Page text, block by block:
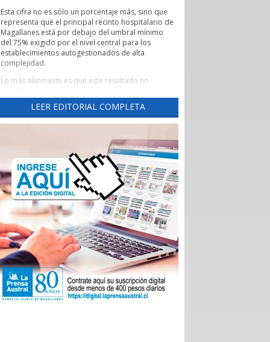
Esta cifra no es sólo un porcentaje más, sino que
representa que el principal recinto hospitalario de
Magallanes está por debajo del umbral mínimo
del 75% exigido por el nivel central para los
establecimientos autogestionados de alta
complejidad.
Lo más alarmante es que este resultado no
año este diario había advertido una tendencia
preocupante, cuando un reporte de la Evaluación
de los Establecimientos Autogestionados en Red
región con un crítico 65,3% de cumplimiento al
corte de abril de 2026.
Un aspecto preocupante de aquel reporte fue la
brusca caída del indicador las Garantías Explícitas
de Salud (Ges), que otorga cobertura obligatoria a
través de Fonasa e Isapres para 90 problemas de
sanitarios, “asegurando” derechos claros de
atención médica.
Durante el año pasado, este indicador se mantuvo
en alrededor del 90%, pero cayó de 92,7% en
noviembre a 74% en diciembre, para desplomarse
a 34,3% en enero.
En aquella ocasión, las autoridades locales
atribuyeron el deterioro a problemas
LEER EDITORIAL COMPLETA